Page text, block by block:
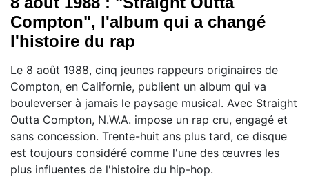
Compton", l'album qui a changé
l'histoire du rap
Le 8 août 1988, cinq jeunes rappeurs originaires de
Compton, en Californie, publient un album qui va
bouleverser à jamais le paysage musical. Avec Straight
Outta Compton, N.W.A. impose un rap cru, engagé et
sans concession. Trente-huit ans plus tard, ce disque
est toujours considéré comme l'une des œuvres les
plus influentes de l'histoire du hip-hop.